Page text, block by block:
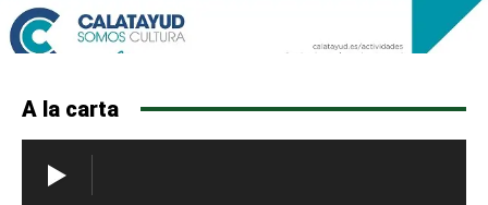
A la carta